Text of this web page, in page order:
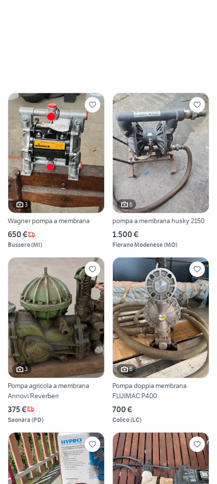
3
Wagner pompa a membrana
650 €
Bussero(MI)
6
pompa a membrana husky 2150
1.500 €
Fiorano Modenese(MO)
3
Pompa agricola a membrana
Annovi Reverberi
375 €
Saonara (PD)
6
Pompa doppia membrana
FLUIMAC P400
700 €
Colico(LC)